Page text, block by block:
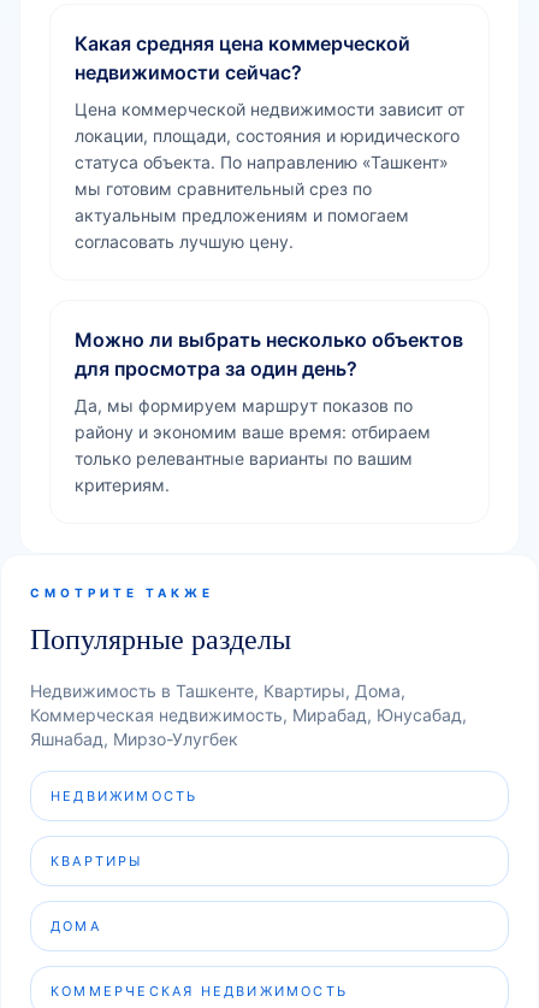
Какая средняя цена коммерческой
недвижимости сейчас?
Цена коммерческой недвижимости зависит от
локации, площади, состояния и юридического
статуса объекта. По направлению «Ташкент»
мы готовим сравнительный срез по
актуальным предложениям и помогаем
согласовать лучшую цену.
Можно ли выбрать несколько объектов
для просмотра за один день?
Да, мы формируем маршрут показов по
району и экономим ваше время: отбираем
только релевантные варианты по вашим
критериям.
СМОТРИТЕ ТАКЖЕ
Популярные разделы
Недвижимость в Ташкенте, Квартиры, Дома,
Коммерческая недвижимость, Мирабад, Юнусабад,
Яшнабад, Мирзо-Улугбек
НЕДВИЖИМОСТЬ
КВАРТИРЫ
ДОМА
КОММЕРЧЕСКАЯ НЕДВИЖИМОСТЬ